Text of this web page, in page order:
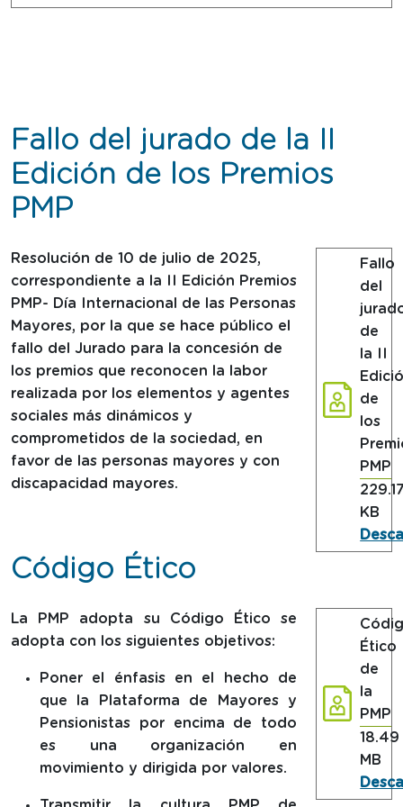
Fallo del jurado de la II
Edición de los Premios
PMP
Resolución de 10 de julio de 2025,
correspondiente a la II Edición Premios
PMP- Día Internacional de las Personas
Mayores, por la que se hace público el
fallo del Jurado para la concesión de
los premios que reconocen la labor
realizada por los elementos y agentes
sociales más dinámicos y
comprometidos de la sociedad, en
favor de las personas mayores y con
discapacidad mayores.
Fallo
del
de
la II
de
los
PMP
KB
en
Código Ético
La PMP adopta su Código Ético se
adopta con los siguientes objetivos:
Poner el énfasis en el hecho de
que la Plataforma de Mayores y
Pensionistas por encima de todo
es una organización en
movimiento y dirigida por valores.
Ético
de
la
PMP
18.49
MB
en